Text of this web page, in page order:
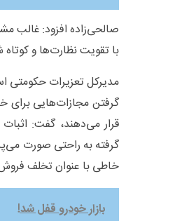
صالحی‌زاده افزود:
با تقویت نظارت‌ها و
مدیرکل تعزیرات حکومتی
گرفتن مجازات‌هایی برای
قرار می‌دهند، گفت:
گرفته به راحتی صورت
خاطی با عنوان تخلف
بازار خودرو قفل شد!